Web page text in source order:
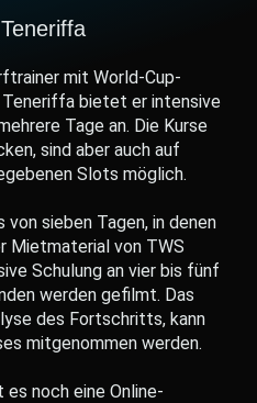
mit World-Cup-
Teneriffa bietet er intensive
Tage an. Die Kurse
sind aber auch auf
Slots möglich.
sieben Tagen, in denen
Mietmaterial von TWS
Schulung an vier bis fünf
werden gefilmt. Das
des Fortschritts, kann
mitgenommen werden.
noch eine Online-